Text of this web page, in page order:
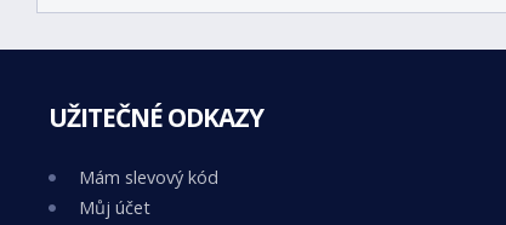
UŽITEČNÉ ODKAZY
Mám slevový kód
Můj účet